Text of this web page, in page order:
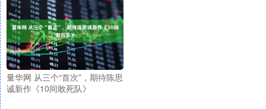
量华网 从三个“首次”，期待陈思
诚新作《10间敢死队》